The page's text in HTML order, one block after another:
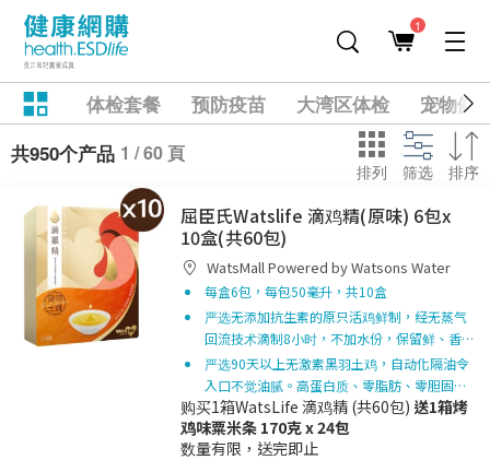
1
体检套餐 预防疫苗 大湾区体检
宠物健
共950个产品 1 / 60 頁
排列 筛选 排序
屈臣氏Watslife 滴鸡精(原味) 6包x
10盒(共60包)
WatsMall Powered by Watsons Water
每盒6包，每包50毫升，共10盒
严选无添加抗生素的原只活鸡鲜制，经无蒸气
回流技术滴制8小时，不加水份，保留鲜、香…
严选90天以上无激素黑羽土鸡，自动化隔油令
入口不觉油腻。高蛋白质、零脂肪、零胆固…
购买1箱WatsLife 滴鸡精 (共60包) 送1箱烤
鸡味粟米条 170克 x 24包
数量有限，送完即止